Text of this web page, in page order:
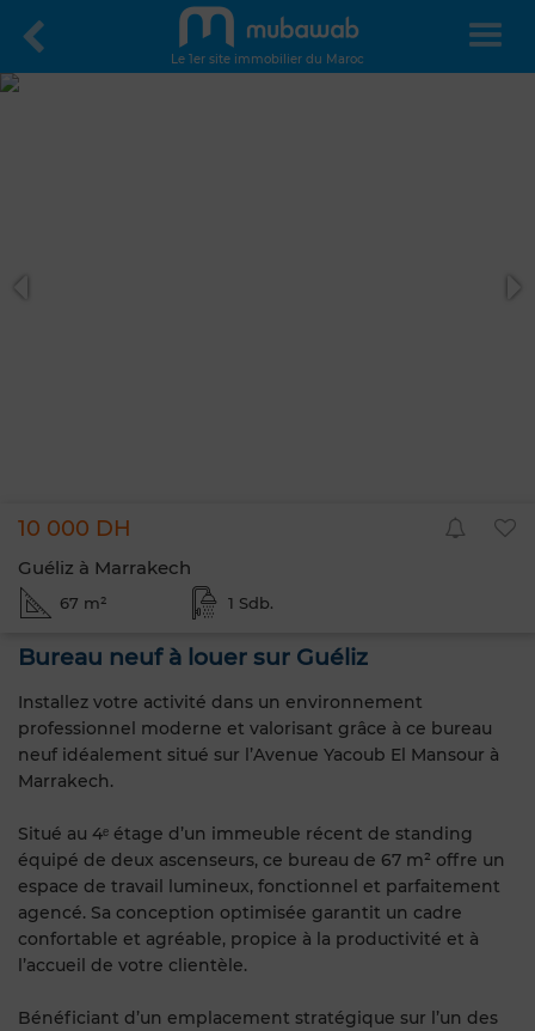
Le 1er site immobilier du Maroc
10 000 DH
Guéliz à Marrakech
67 m² 1 Sdb.
Bureau neuf à louer sur Guéliz
Installez votre activité dans un environnement
professionnel moderne et valorisant grâce à ce bureau
neuf idéalement situé sur l’Avenue Yacoub El Mansour à
Marrakech.
Situé au 4ᵉ étage d’un immeuble récent de standing
équipé de deux ascenseurs, ce bureau de 67 m² offre un
espace de travail lumineux, fonctionnel et parfaitement
agencé. Sa conception optimisée garantit un cadre
confortable et agréable, propice à la productivité et à
l’accueil de votre clientèle.
Bénéficiant d’un emplacement stratégique sur l’un des